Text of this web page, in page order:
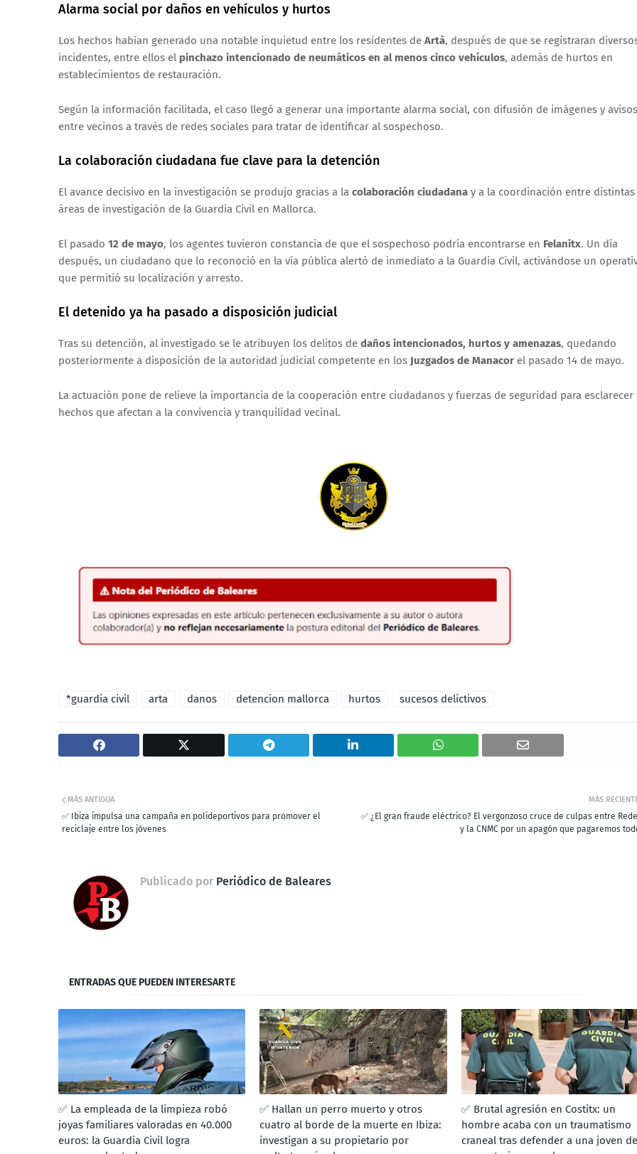
Alarma social por daños en vehículos y hurtos
Los hechos habían generado una notable inquietud entre los residentes de Artà, después de que se registraran
incidentes, entre ellos el pinchazo intencionado de neumáticos en al menos cinco vehículos, además de hurtos en
establecimientos de restauración.
Según la información facilitada, el caso llegó a generar una importante alarma social, con difusión de imágenes y avisos
entre vecinos a través de redes sociales para tratar de identificar al sospechoso.
La colaboración ciudadana fue clave para la detención
El avance decisivo en la investigación se produjo gracias a la colaboración ciudadana y a la coordinación entre distintas
áreas de investigación de la Guardia Civil en Mallorca.
El pasado 12 de mayo, los agentes tuvieron constancia de que el sospechoso podría encontrarse en Felanitx. Un día
después, un ciudadano que lo reconoció en la vía pública alertó de inmediato a la Guardia Civil, activándose un
que permitió su localización y arresto.
El detenido ya ha pasado a disposición judicial
Tras su detención, al investigado se le atribuyen los delitos de daños intencionados, hurtos y amenazas, quedando
posteriormente a disposición de la autoridad judicial competente en los Juzgados de Manacor el pasado 14 de mayo.
La actuación pone de relieve la importancia de la cooperación entre ciudadanos y fuerzas de seguridad para esclarecer
hechos que afectan a la convivencia y tranquilidad vecinal.
*guardia civil arta danos detencion mallorca hurtos sucesos delictivos
MÁS
✅ ¿El gran fraude eléctrico? El vergonzoso cruce de culpas entre
y la CNMC por un apagón que pagaremos
MÁS ANTIGUA
✅ Ibiza impulsa una campaña en polideportivos para promover el
reciclaje entre los jóvenes
Publicado por Periódico de Baleares
ENTRADAS QUE PUEDEN INTERESARTE
✅ La empleada de la limpieza robó
joyas familiares valoradas en 40.000
euros: la Guardia Civil logra
✅ Hallan un perro muerto y otros
cuatro al borde de la muerte en Ibiza:
investigan a su propietario por
✅ Brutal agresión en Costitx: un
hombre acaba con un traumatismo
craneal tras defender a una joven de